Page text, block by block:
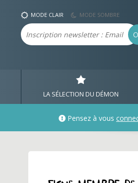
Profil et fiche
MODE CLAIR MODE SOMBRE
Email
LA SÉLECTION DU DÉMON
Pensez à vous